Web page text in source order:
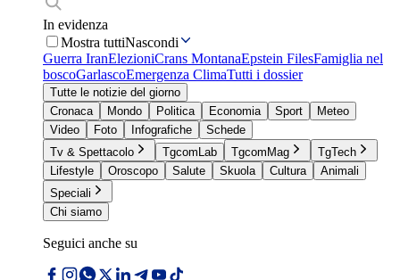
In evidenza
Mostra tuttiNascondi
Guerra IranElezioniCrans MontanaEpstein FilesFamiglia nel
boscoGarlascoEmergenza ClimaTutti i dossier
Tutte le notizie del giorno
Cronaca
Mondo Politica Economia Sport
Meteo
Video
Foto Infografiche
Schede
Tv & Spettacolo
TgcomLab TgcomMag
TgTech
Lifestyle
Oroscopo Salute Skuola Cultura
Animali
Speciali
Chi siamo
Seguici anche su